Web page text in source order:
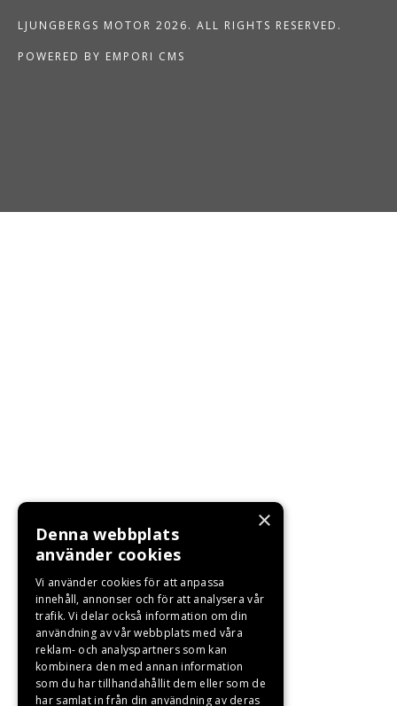
LJUNGBERGS MOTOR 2026. ALL RIGHTS RESERVED.
POWERED BY EMPORI CMS
×
Denna webbplats
använder cookies
Vi använder cookies för att anpassa
innehåll, annonser och för att analysera vår
trafik. Vi delar också information om din
användning av vår webbplats med våra
reklam- och analyspartners som kan
kombinera den med annan information
som du har tillhandahållit dem eller som de
har samlat in från din användning av deras